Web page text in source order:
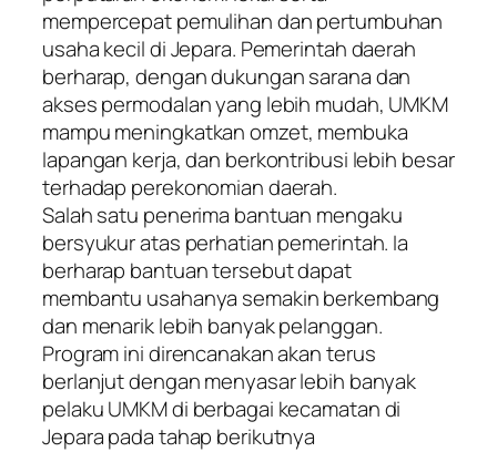
mempercepat pemulihan dan pertumbuhan
usaha kecil di Jepara. Pemerintah daerah
berharap, dengan dukungan sarana dan
akses permodalan yang lebih mudah, UMKM
mampu meningkatkan omzet, membuka
lapangan kerja, dan berkontribusi lebih besar
terhadap perekonomian daerah.
Salah satu penerima bantuan mengaku
bersyukur atas perhatian pemerintah. Ia
berharap bantuan tersebut dapat
membantu usahanya semakin berkembang
dan menarik lebih banyak pelanggan.
Program ini direncanakan akan terus
berlanjut dengan menyasar lebih banyak
pelaku UMKM di berbagai kecamatan di
Jepara pada tahap berikutnya